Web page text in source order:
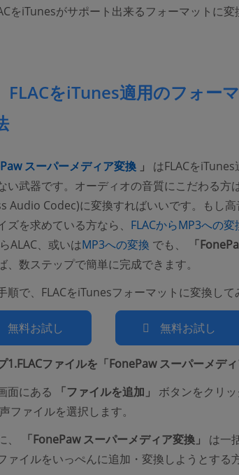
をiTunesがサポート出来るフォーマットに変
FLACをiTunes適用のフォー
スーパーメディア変換 (opens new
」
はFLACを
い武器です。オーディオの音質にこだわる方
Audio Codec)に変換すればいいです。もし
ズを求めている方なら、 FLACからMP3への変
ALAC、或いはMP3への変換 (opens new
でも、
「
、数ステップで簡単に完成できます。
順で、FLACをiTunesフォーマットに変換して
無料お試し 無料お試し
1.FLACファイルを「FonePaw スーパーメデ
面にある
「ファイルを追加」
ボタンをクリ
ファイルを選択します。
、
「FonePaw スーパーメディア変換」
は一
ァイルをいっぺんに追加・変換しようとする